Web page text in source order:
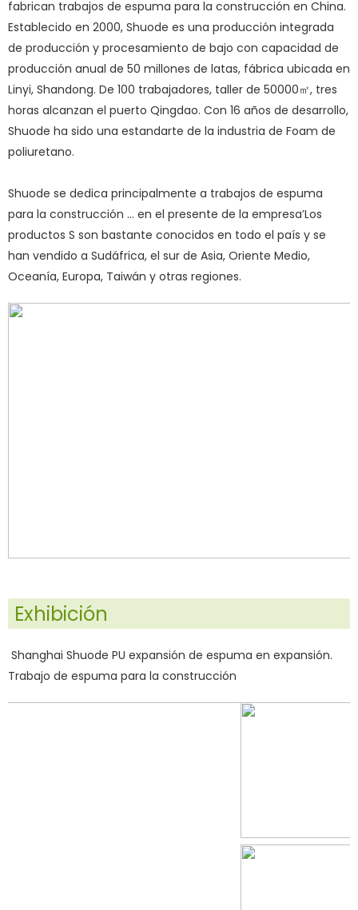
fabrican trabajos de espuma para la construcción en China.
Establecido en 2000, Shuode es una producción integrada
de producción y procesamiento de bajo con capacidad de
producción anual de 50 millones de latas, fábrica ubicada en
Linyi, Shandong. De 100 trabajadores, taller de 50000㎡, tres
horas alcanzan el puerto Qingdao. Con 16 años de desarrollo,
Shuode ha sido una estandarte de la industria de Foam de
poliuretano.
Shuode se dedica principalmente a trabajos de espuma
para la construcción ... en el presente de la empresa’Los
productos S son bastante conocidos en todo el país y se
han vendido a Sudáfrica, el sur de Asia, Oriente Medio,
Oceanía, Europa, Taiwán y otras regiones.
Exhibición
Shanghai Shuode PU expansión de espuma en expansión.
Trabajo de espuma para la construcción